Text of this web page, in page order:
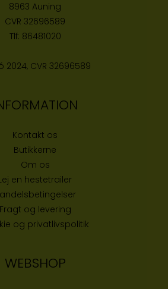
8963 Auning
CVR 32696589
Tlf: 86481020
2024, CVR 32696589
Kontakt os
Butikkerne
Om os
en hestetrailer
Fragt og levering
og privatlivspolitik
WEBSHOP